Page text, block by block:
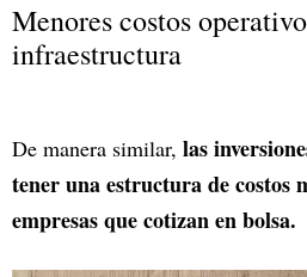
Menores costos
infraestructura
De manera similar, las
tener una estructura de costos
empresas que cotizan en bolsa.